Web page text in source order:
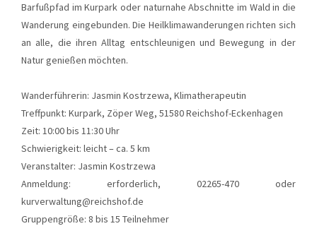
Barfußpfad im Kurpark oder naturnahe Abschnitte im Wald in die
Wanderung eingebunden. Die Heilklimawanderungen richten sich
an alle, die ihren Alltag entschleunigen und Bewegung in der
Natur genießen möchten.
Wanderführerin: Jasmin Kostrzewa, Klimatherapeutin
Treffpunkt: Kurpark, Zöper Weg, 51580 Reichshof-Eckenhagen
Zeit: 10:00 bis 11:30 Uhr
Schwierigkeit: leicht – ca. 5 km
Veranstalter: Jasmin Kostrzewa
Anmeldung: erforderlich, 02265-470 oder
kurverwaltung@reichshof.de
Gruppengröße: 8 bis 15 Teilnehmer